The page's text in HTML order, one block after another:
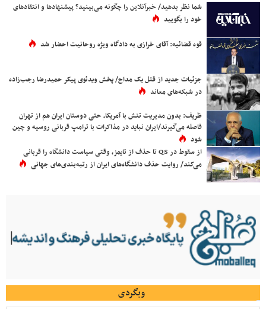
شما نظر بدهید/ خبرآنلاین را چگونه می‌بینید؟ پیشنهادها و انتقادهای
خود را بگویید
قوه قضائیه: آقای خرازی به دادگاه ویژه روحانیت احضار شد
جزئیات جدید از قتل یک مداح/ پخش ویدئوی پیکر حمیدرضا رجب‌زاده
در شبکه‌های معاند
ظریف: بدون مدیریت تنش با آمریکا، حتی دوستان ایران هم از تهران
فاصله می‌گیرند/ایران نباید در مذاکرات با ترامپ قربانی روسیه و چین
شود
از سقوط در QS تا حذف از تایمز، وقتی سیاست دانشگاه را قربانی
می‌کند/ روایت حذف دانشگاه‌های ایران از رتبه‌بندی‌های جهانی
وبگردی